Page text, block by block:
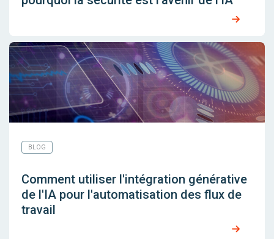
BLOG
Comment utiliser l'intégration générative
de l'IA pour l'automatisation des flux de
travail